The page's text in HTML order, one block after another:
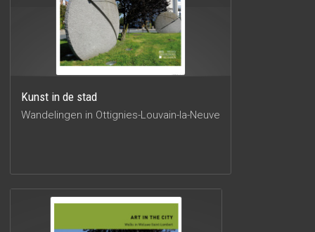
Kunst in de stad
Wandelingen in Ottignies-Louvain-la-Neuve